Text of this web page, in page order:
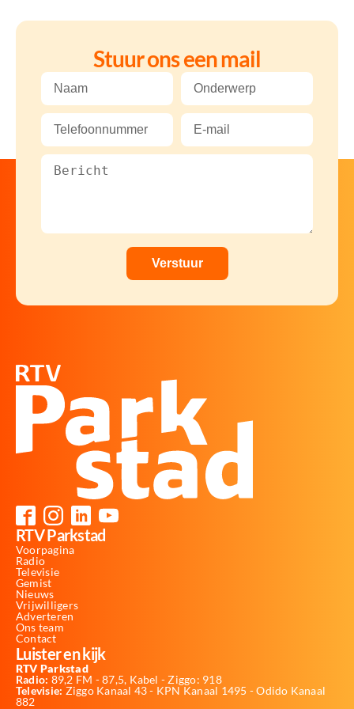
Stuur ons een mail
RTV Parkstad
Voorpagina
Radio
Televisie
Gemist
Nieuws
Vrijwilligers
Adverteren
Ons team
Contact
Luister en kijk
RTV Parkstad
Radio: 89,2 FM - 87,5, Kabel - Ziggo: 918
Televisie: Ziggo Kanaal 43 - KPN Kanaal 1495 - Odido Kanaal
882